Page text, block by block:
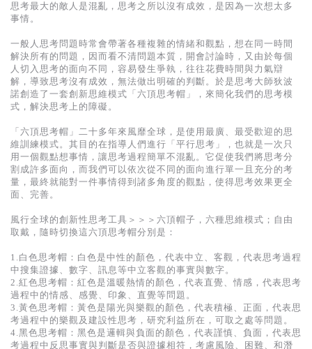
思考最大的敵人是混亂，思考之所以沒有成效，是因為一次想太多
事情。
一般人思考問題時常會帶著各種複雜的情緒和觀點，想在同一時間
解決所有的問題，因而看不清問題本質，開會討論時，又由於每個
人切入思考的面向不同，容易發生爭執，往往花費時間與力氣辯
解，導致思考沒有成效，無法做出明確的判斷。於是思考大師狄波
諾創造了一套創新思維模式「六頂思考帽」，來簡化我們的思考模
式，解決思考上的障礙。
「六頂思考帽」二十多年來風靡全球，是使用最廣、最受歡迎的思
維訓練模式。其目的在指導人們進行「平行思考」，也就是一次只
用一個觀點想事情，讓思考過程簡單不混亂。它促使我們將思考分
割成許多面向，而我們可以依次從不同的面向進行單一且充分的考
量，最終就能對一件事情得到諸多角度的觀點，使得思考效果更全
面、完善。
風行全球的創新性思考工具＞＞＞六頂帽子，六種思維模式；自由
取戴，隨時切換這六頂思考帽分別是：
1.白色思考帽：白色是中性的顏色，代表中立、客觀，代表思考過程
中搜集證據、數字、訊息等中立客觀的事實與數字。
2.紅色思考帽：紅色是溫暖熱情的顏色，代表直覺、情感，代表思考
過程中的情感、感覺、印象、直覺等問題。
3.黃色思考帽：黃色是陽光與樂觀的顏色，代表積極、正面，代表思
考過程中的樂觀及建設性思考，研究利益所在，可取之處等問題。
4.黑色思考帽：黑色是邏輯與負面的顏色，代表謹慎、負面，代表思
考過程中反思事實與判斷是否與證據相符，考慮風險、困難、和潛